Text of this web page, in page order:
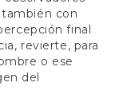
con
final
revierte, para
o ese
del